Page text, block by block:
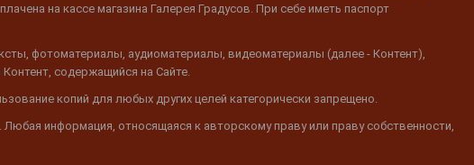
на кассе магазина Галерея Градусов. При себе иметь паспорт
фотоматериалы, аудиоматериалы, видеоматериалы (далее - Контент),
содержащийся на Сайте.
копий для любых других целей категорически запрещено.
информация, относящаяся к авторскому праву или праву собственности,